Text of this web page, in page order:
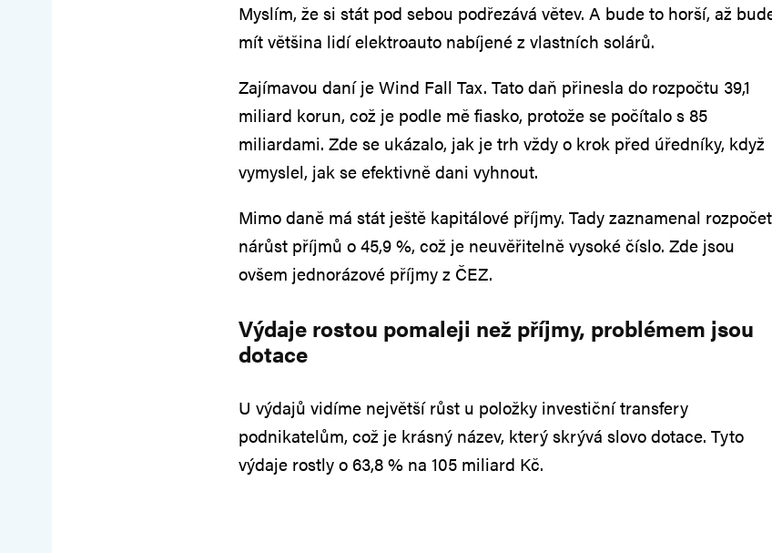
Myslím, že si stát pod sebou podřezává větev. A bude to horší, až
mít většina lidí elektroauto nabíjené z vlastních solárů.
Zajímavou daní je Wind Fall Tax. Tato daň přinesla do rozpočtu 39,1
miliard korun, což je podle mě fiasko, protože se počítalo s 85
miliardami. Zde se ukázalo, jak je trh vždy o krok před úředníky, když
vymyslel, jak se efektivně dani vyhnout.
Mimo daně má stát ještě kapitálové příjmy. Tady zaznamenal rozpočet
nárůst příjmů o 45,9 %, což je neuvěřitelně vysoké číslo. Zde jsou
ovšem jednorázové příjmy z ČEZ.
Výdaje rostou pomaleji než příjmy, problémem jsou
dotace
U výdajů vidíme největší růst u položky investiční transfery
podnikatelům, což je krásný název, který skrývá slovo dotace. Tyto
výdaje rostly o 63,8 % na 105 miliard Kč.